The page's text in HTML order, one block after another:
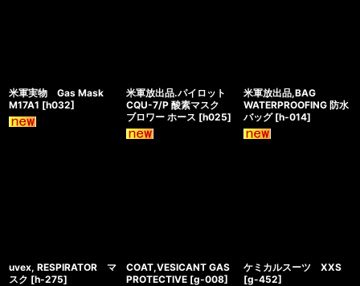
米軍実物 Gas Mask
M17A1 [h032]
米軍放出品.パイロット
CQU-7/P 酸素マスク
ブロワー ホース [h025]
米軍放出品,BAG
WATERPROOFING 防水
バッグ [h-014]
uvex, RESPIRATOR マ
スク [h-275]
COAT,VESICANT GAS
PROTECTIVE [g-008]
ケミカルスーツ XXS
[g-452]